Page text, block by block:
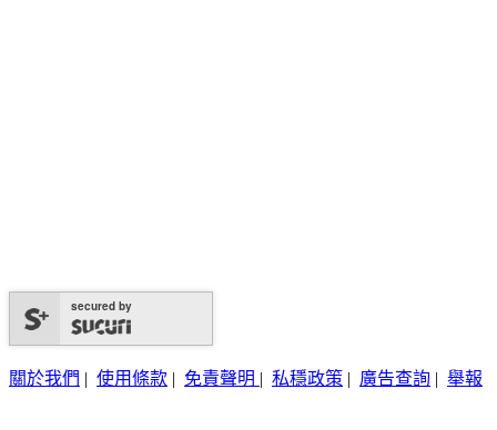
secured by
關於我們 | 使用條款 | 免責聲明 | 私穩政策 | 廣告查詢 | 舉報